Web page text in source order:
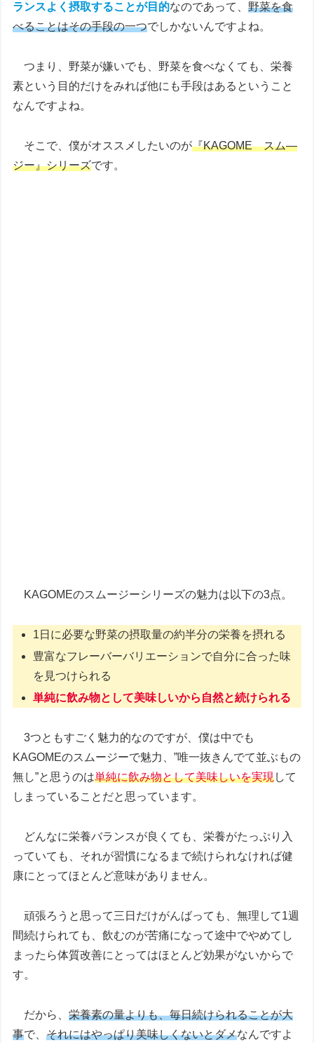
ランスよく摂取することが目的なのであって、野菜を食
べることはその手段の一つでしかないんですよね。
つまり、野菜が嫌いでも、野菜を食べなくても、栄養
素という目的だけをみれば他にも手段はあるということ
なんですよね。
そこで、僕がオススメしたいのが『KAGOME スム―
ジー』シリーズです。
KAGOMEのスムージーシリーズの魅力は以下の3点。
1日に必要な野菜の摂取量の約半分の栄養を摂れる
豊富なフレーバーバリエーションで自分に合った味
を見つけられる
単純に飲み物として美味しいから自然と続けられる
3つともすごく魅力的なのですが、僕は中でも
KAGOMEのスムージーで魅力、”唯一抜きんでて並ぶもの
無し”と思うのは単純に飲み物として美味しいを実現して
しまっていることだと思っています。
どんなに栄養バランスが良くても、栄養がたっぷり入
っていても、それが習慣になるまで続けられなければ健
康にとってほとんど意味がありません。
頑張ろうと思って三日だけがんばっても、無理して1週
間続けられても、飲むのが苦痛になって途中でやめてし
まったら体質改善にとってはほとんど効果がないからで
す。
だから、栄養素の量よりも、毎日続けられることが大
事で、それにはやっぱり美味しくないとダメなんですよ